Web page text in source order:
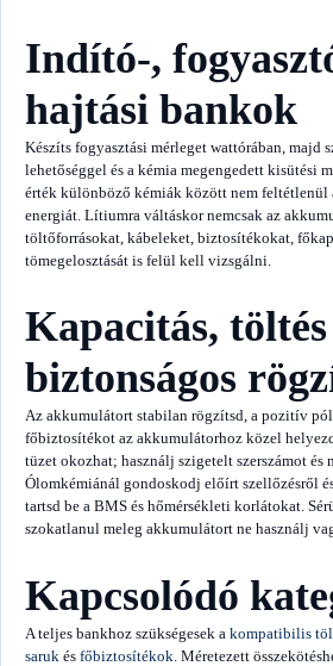
Indító-,
hajtási bankok
Készíts fogyasztási mérleget wattórában, majd
lehetőséggel és a kémia megengedett kisütési
érték különböző kémiák között nem feltétlenül
energiát. Lítiumra váltáskor nemcsak az
töltőforrásokat, kábeleket, biztosítékokat,
tömegelosztását is felül kell vizsgálni.
Kapacitás, töltés
biztonságos
Az akkumulátort stabilan rögzítsd, a pozitív
főbiztosítékot az akkumulátorhoz közel
tüzet okozhat; használj szigetelt szerszámot és
Ólomkémiánál gondoskodj előírt szellőzésről
tartsd be a BMS és hőmérsékleti korlátokat.
szokatlanul meleg akkumulátort ne használj
Kapcsolódó
A teljes bankhoz szükségesek a kompatibilis
saruk és főbiztosítékok . Méretezett